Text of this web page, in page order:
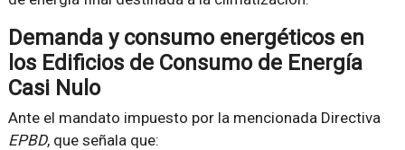
Demanda y consumo energéticos en
los Edificios de Consumo de Energía
Casi Nulo
Ante el mandato impuesto por la mencionada Directiva
EPBD, que señala que: